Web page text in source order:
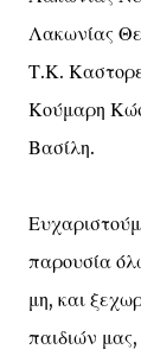
Λακωνίας
Τ.Κ.
Κούμαρη
Βασίλη.
παρουσία
μη, και
παιδιών